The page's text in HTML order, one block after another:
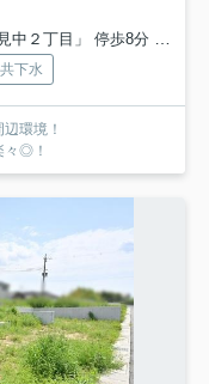
中２丁目」 停歩8分
下水
環境！
々◎！